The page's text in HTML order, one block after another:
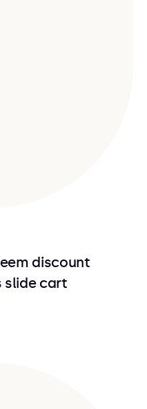
discount
slide cart